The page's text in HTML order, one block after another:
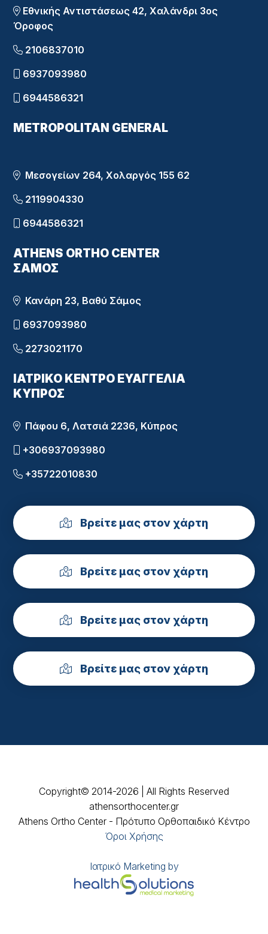
Εθνικής Αντιστάσεως 42, Χαλάνδρι 3ος
Όροφος
2106837010
6937093980
6944586321
METROPOLITAN GENERAL
Μεσογείων 264, Χολαργός 155 62
2119904330
6944586321
ATHENS ORTHO CENTER
ΣΑΜΟΣ
Κανάρη 23, Βαθύ Σάμος
6937093980
2273021170
ΙΑΤΡΙΚΟ ΚΕΝΤΡΟ ΕΥΑΓΓΕΛΙΑ
ΚΥΠΡΟΣ
Πάφου 6, Λατσιά 2236, Κύπρος
+306937093980
+35722010830
Βρείτε μας στον χάρτη
Βρείτε μας στον χάρτη
Βρείτε μας στον χάρτη
Βρείτε μας στον χάρτη
Copyright© 2014-2026 | All Rights Reserved
athensorthocenter.gr
Athens Ortho Center - Πρότυπο Ορθοπαιδικό Κέντρο
Όροι Χρήσης
Ιατρικό Marketing by